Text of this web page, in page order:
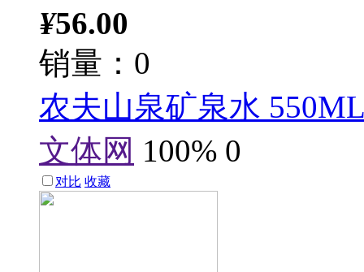
¥56.00
销量：0
农夫山泉矿泉水
文体网 100% 0
对比 收藏